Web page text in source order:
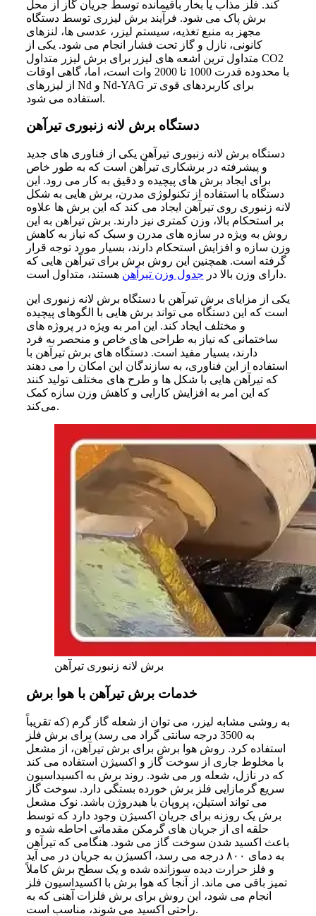
کند. فلز مذاب یا بخار باقیمانده توسط جریان گاز از محل
برش پاک می‌ شود. فرآیند برش لیزری توسط دستگاه
مجهز به منبع تغذیه، سیستم لیزر، عدسی‌ ها، لنزهای
کانونی، نازل و گاز تحت‌ فشار انجام می‌ شود. یکی از
متداول‌ ترین اشعه‌ های لیزر برای برش لیزر متداول CO2
با محدوده قدرت 1000 تا 2000 وات است، اما، گاهی اوقات
از لیزرهای Nd و Nd-YAG برای کاربردهای قوی‌ تر
استفاده می‌ شود.
دستگاه برش لانه زنبوری تیرآهن
دستگاه برش لانه زنبوری تیرآهن یکی از فناوری‌ های جدید
و پیشرفته در برشکاری تیرآهن است که به طور خاص
برای ایجاد برش‌ های پیچیده و دقیق به کار می‌ رود. این
دستگاه با استفاده از تکنولوژی مدرن، برش‌ هایی به شکل
لانه زنبوری روی تیرآهن ایجاد می‌ کند که این برش‌ ها علاوه
بر استحکام بالا، وزن کمتری نیز دارند. برش تیراهن به این
روش به ویژه در سازه‌ های مدرن و سبک که نیاز به کاهش
وزن سازه و افزایش استحکام دارند، بسیار مورد توجه قرار
گرفته است. همچنین این روش برش برای تیرآهن هایی که
دارای وزن بالا در جدول وزن تیرآهن هستند، متداول است.
یکی از مزایای برش تیرآهن با دستگاه برش لانه زنبوری این
است که این دستگاه می‌ تواند برش‌ هایی با الگوهای پیچیده
و مختلف ایجاد کند. این امر به ویژه در پروژه‌ های
ساختمانی که نیاز به طراحی‌ های خاص و منحصر به فرد
دارند، بسیار مفید است. دستگاه‌ های برش تیرآهن با
استفاده از این فناوری، به سازندگان این امکان را می‌ دهند
که تیرآهن‌ هایی با شکل‌ ها و طرح‌ های مختلف تولید کنند
که این امر به افزایش کارایی و کاهش وزن سازه کمک
می‌کند.
برش لانه زنبوری تیرآهن
خدمات برش تیرآهن با هوا برش
به روشی مشابه لیزر، می‌ توان از شعله گاز گرم (که تقریباً
به 3500 درجه سانتی‌ گراد می‌ رسد) برای برش فلز
استفاده کرد. روش هوا برش برای برش تیرآهن، از مشعل
با مخلوط جاری از سوخت گاز و اکسیژن استفاده می‌ کند
که در نازل، شعله‌ ور می‌ شود. روند برش به اکسیداسیون
سریع گرمازایی فلز برش خورده بستگی دارد. سوخت گاز
می‌ تواند استیلن، پروپان یا هیدروژن باشد. نوک مشعل
برش یک روزنه برای جریان اکسیژن وجود دارد که توسط
حلقه‌ ای از جریان‌ های گرمکن مقدماتی احاطه‌ شده و
باعث اکسید شدن سوخت گاز می‌ شود. هنگامی‌ که تیرآهن
به دمای ۸۰۰ درجه می‌ رسد، اکسیژن به جریان در می‌ آید
و فلز حرارت دیده سوزانده شده و یک سطح برش کاملاً
تمیز باقی می‌ ماند. از آنجا که هوا برش با اکسیداسیون فلز
انجام می‌ شود، این روش برای برش فلزات آهنی که به‌
راحتی اکسید می‌ شوند، مناسب است.